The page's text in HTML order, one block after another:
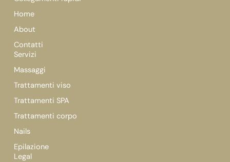
Home
About
Contatti
Servizi
Massaggi
Trattamenti viso
Trattamenti SPA
Trattamenti corpo
Nails
Epilazione
Legal